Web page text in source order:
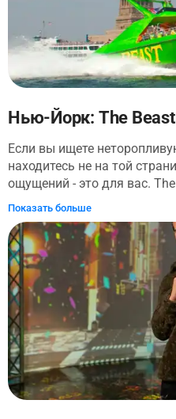
нью-йоркском музее.
Нью-Йорк: The Beast
Если вы ищете
находитесь не на той
ощущений - это для вас.
на реактивном катере в
держитесь за шляпы
мильной поездке к Статуе
этого ярко-зеленого
Показать больше